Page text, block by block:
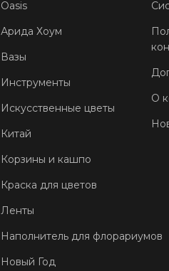
Oasis
Арида Хоум
Вазы
Инструменты
Искусственные цветы
Китай
Корзины и кашпо
Краска для цветов
Ленты
Наполнитель для флорариумов
Новый Год
О